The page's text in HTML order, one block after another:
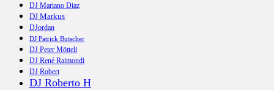
DJ Mariano Diaz
DJ Markus
DJordan
DJ Patrick Butscher
DJ Peter Mötteli
DJ René Raimondi
DJ Robert
DJ Roberto H